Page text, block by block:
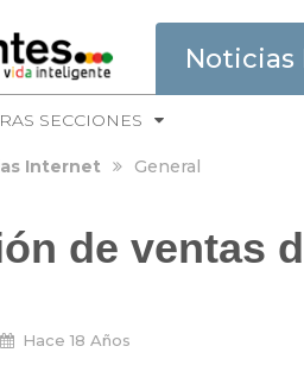
SECCIONES
Internet General
de ventas
Hace 18 Años